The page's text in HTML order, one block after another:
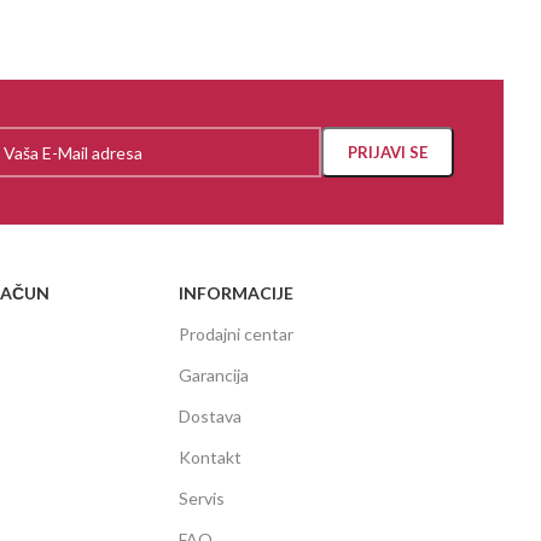
INFORMACIJE
Prodajni centar
Garancija
Dostava
Kontakt
Servis